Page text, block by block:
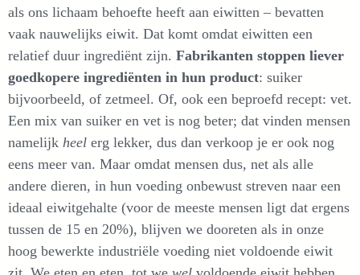
als ons lichaam behoefte heeft aan eiwitten – bevatten
vaak nauwelijks eiwit. Dat komt omdat eiwitten een
relatief duur ingrediënt zijn. Fabrikanten stoppen liever
goedkopere ingrediënten in hun product: suiker
bijvoorbeeld, of zetmeel. Of, ook een beproefd recept: vet.
Een mix van suiker en vet is nog beter; dat vinden mensen
namelijk heel erg lekker, dus dan verkoop je er ook nog
eens meer van. Maar omdat mensen dus, net als alle
andere dieren, in hun voeding onbewust streven naar een
ideaal eiwitgehalte (voor de meeste mensen ligt dat ergens
tussen de 15 en 20%), blijven we dooreten als in onze
hoog bewerkte industriële voeding niet voldoende eiwit